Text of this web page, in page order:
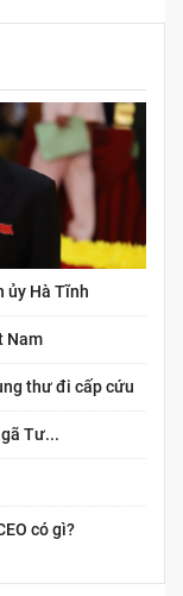
ủy Hà Tĩnh
Nam
thư đi cấp cứu
Tư...
có gì?